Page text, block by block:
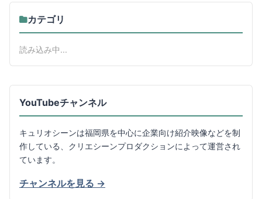
カテゴリ
読み込み中...
YouTubeチャンネル
キュリオシーンは福岡県を中心に企業向け紹介映像などを制
作している、クリエシーンプロダクションによって運営され
ています。
チャンネルを見る →